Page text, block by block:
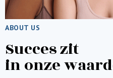
ABOUT US
Succes zit
in onze